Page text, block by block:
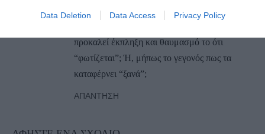
Data Deletion Data Access Privacy Policy
πηγαίνει στην έκπληξη που δημιουργεί το
προκαλεί έκπληξη και θαυμασμό το ότι
“φωτίζεται”; Ή, μήπως το γεγονός πως τα
καταφέρνει “ξανά”;
ΑΠΆΝΤΗΣΗ